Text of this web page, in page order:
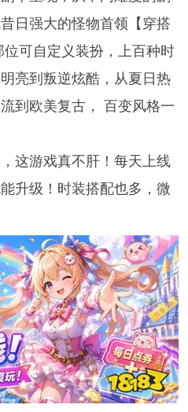
日强大的怪物首领【穿搭
可自定义装扮，上百种时
亮到叛逆炫酷，从夏日热
到欧美复古， 百变风格一
这游戏真不肝！每天上线
升级！时装搭配也多，微